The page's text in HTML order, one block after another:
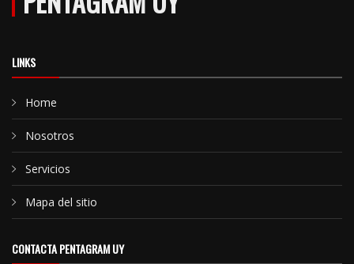
LINKS
Home
Nosotros
Servicios
Mapa del sitio
CONTACTA PENTAGRAM UY